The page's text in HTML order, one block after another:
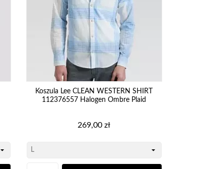
Koszula Lee CLEAN WESTERN SHIRT
112376557 Halogen Ombre Plaid
Cena
269,00 zł